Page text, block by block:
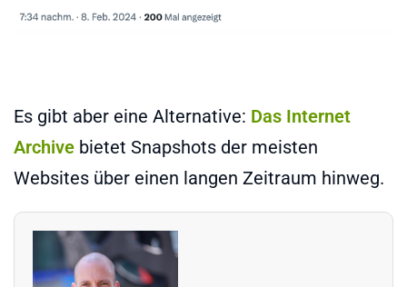
Es gibt aber eine Alternative: Das Internet
Archive bietet Snapshots der meisten
Websites über einen langen Zeitraum hinweg.